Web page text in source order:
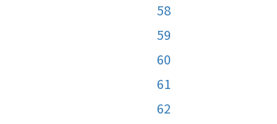
58
59
60
61
62